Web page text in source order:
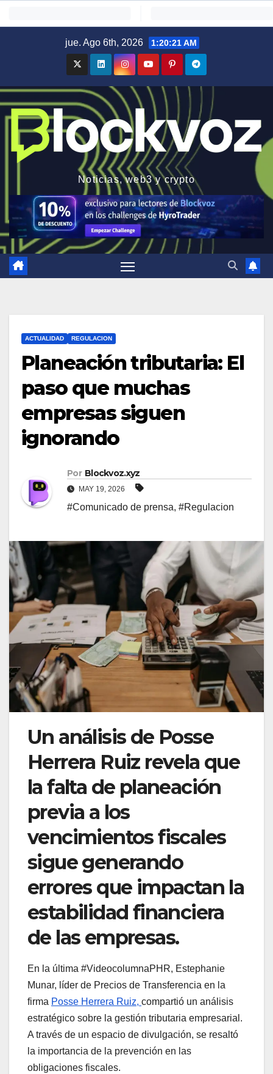
jue. Ago 6th, 2026 1:20:22 AM
Noticias, web3 y crypto
ACTUALIDAD REGULACION
Planeación tributaria: El
paso que muchas
empresas siguen
ignorando
Por Blockvoz.xyz
MAY 19, 2026
#Comunicado de prensa, #Regulacion
Un análisis de Posse
Herrera Ruiz revela que
la falta de planeación
previa a los
vencimientos fiscales
sigue generando
errores que impactan la
estabilidad financiera
de las empresas.
En la última #VideocolumnaPHR, Estephanie
Munar, líder de Precios de Transferencia en la
firma Posse Herrera Ruiz, compartió un análisis
estratégico sobre la gestión tributaria empresarial.
A través de un espacio de divulgación, se resaltó
la importancia de la prevención en las
obligaciones fiscales.